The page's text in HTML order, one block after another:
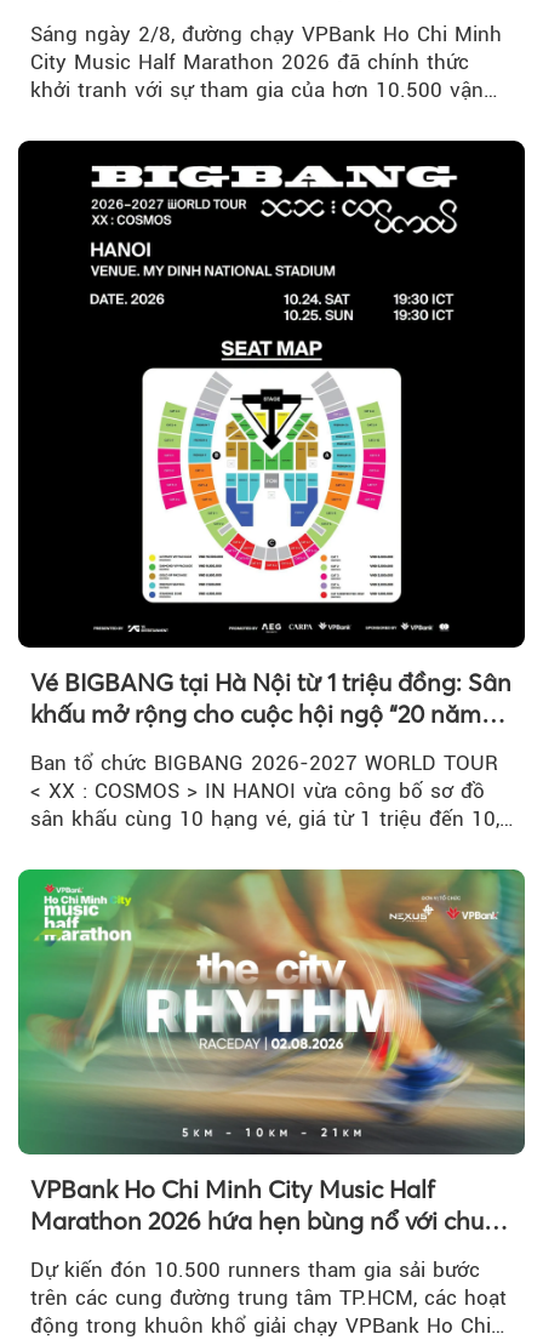
Sáng ngày 2/8, đường chạy VPBank Ho Chi Minh
City Music Half Marathon 2026 đã chính thức
khởi tranh với sự tham gia của hơn 10.500 vận
Vé BIGBANG tại Hà Nội từ 1 triệu đồng: Sân
khấu mở rộng cho cuộc hội ngộ “20 năm
có một”
Ban tổ chức BIGBANG 2026-2027 WORLD TOUR
< XX : COSMOS > IN HANOI vừa công bố sơ đồ
sân khấu cùng 10 hạng vé, giá từ 1 triệu đến 10,5
VPBank Ho Chi Minh City Music Half
Marathon 2026 hứa hẹn bùng nổ với chuỗi
hoạt động đa trải nghiệm
Dự kiến đón 10.500 runners tham gia sải bước
trên các cung đường trung tâm TP.HCM, các hoạt
động trong khuôn khổ giải chạy VPBank Ho Chi